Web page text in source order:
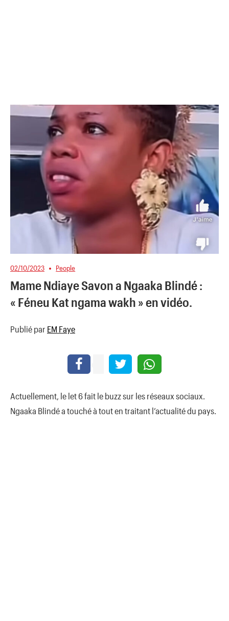
02/10/2023 People
Mame Ndiaye Savon a Ngaaka Blindé :
« Féneu Kat ngama wakh » en vidéo.
Publié par EM Faye
Actuellement, le let 6 fait le buzz sur les réseaux sociaux.
Ngaaka Blindé a touché à tout en traitant l’actualité du pays.